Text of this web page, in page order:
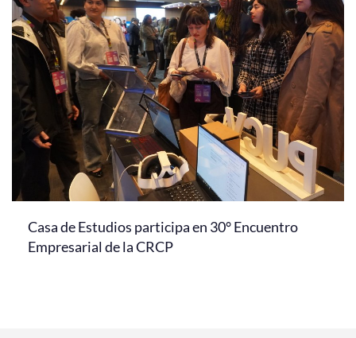
Casa de Estudios participa en 30° Encuentro
Empresarial de la CRCP